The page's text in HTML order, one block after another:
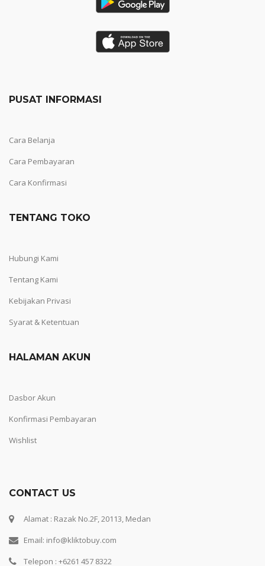
PUSAT INFORMASI
Cara Belanja
Cara Pembayaran
Cara Konfirmasi
TENTANG TOKO
Hubungi Kami
Tentang Kami
Kebijakan Privasi
Syarat & Ketentuan
HALAMAN AKUN
Dasbor Akun
Konfirmasi Pembayaran
Wishlist
CONTACT US
Alamat : Razak No.2F, 20113, Medan
Email: info@kliktobuy.com
Telepon : +6261 457 8322